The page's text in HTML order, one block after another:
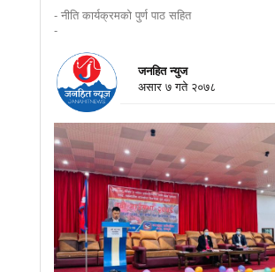
- नीति कार्यक्रमको पुर्ण पाठ सहित
-
जनहित न्युज
असार ७ गते २०७८